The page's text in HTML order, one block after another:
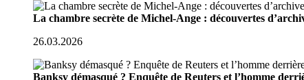
La chambre secrète de Michel-Ange : découvertes
26.03.2026
Banksy démasqué ? Enquête de Reuters et l’homme